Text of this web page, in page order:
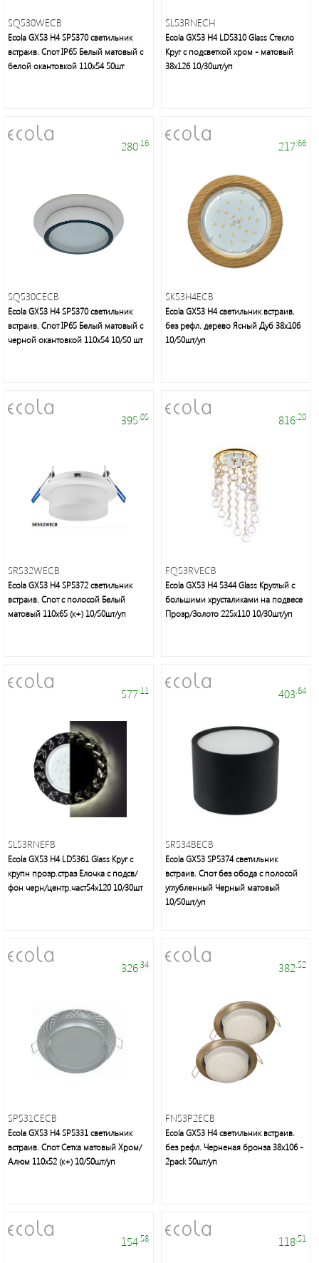
SQ530WECB
Ecola GX53 H4 SP5370 светильник
встраив. Спот IP65 Белый матовый с
белой окантовкой 110х54 50шт
SL53RNECH
Ecola GX53 H4 LD5310 Glass Стекло
Круг с подсветкой хром - матовый
38x126 10/30шт/уп
280 .16
SQ530CECB
Ecola GX53 H4 SP5370 светильник
встраив. Спот IP65 Белый матовый с
черной окантовкой 110х54 10/50 шт
217.66
SK53H4ECB
Ecola GX53 H4 светильник встраив.
без рефл. дерево Ясный Дуб 38x106
10/50шт/уп
395 .05
SR532WECB
Ecola GX53 H4 SP5372 светильник
встраив. Спот с полосой Белый
матовый 110х65 (к+) 10/50шт/уп
816 .20
FQ53RVECB
Ecola GX53 H4 5344 Glass Круглый с
большими хрусталиками на подвесе
Прозр/Золото 225х110 10/30шт/уп
577 .11
SL53RNEFB
Ecola GX53 H4 LD5361 Glass Круг с
крупн прозр.страз Елочка с подсв/
фон черн/центр.част54х120 10/30шт
403 .64
SR534BECB
Ecola GX53 SP5374 светильник
встраив. Спот без обода с полосой
углубленный Черный матовый
10/50шт/уп
326.34
SP531CECB
Ecola GX53 H4 SP5331 светильник
встраив. Спот Сетка матовый Хром/
Алюм 110х52 (к+) 10/50шт/уп
382 .52
FN53P2ECB
Ecola GX53 H4 светильник встраив.
без рефл. Черненая бронза 38x106 -
2pack 50шт/уп
154 .58 118 .51